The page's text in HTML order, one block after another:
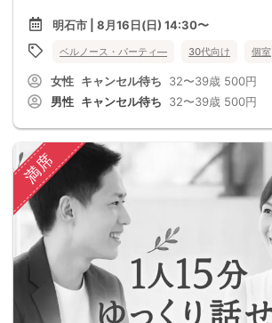
明石市 | 8月16日(日) 14:30〜
ベルノース・パーティ― 30代向け 個室
女性 キャンセル待ち 32〜39歳 500円
男性 キャンセル待ち 32〜39歳 500円
満席